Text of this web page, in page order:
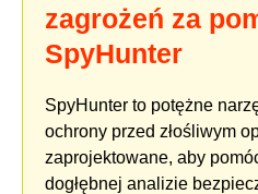
zagrożeń za
SpyHunter
SpyHunter to potężne
ochrony przed złośliwym
zaprojektowane, aby
dogłębnej analizie